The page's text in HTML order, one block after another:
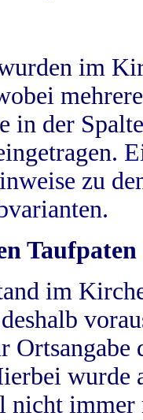
im
in der
zu
Taufpaten
im
wurde
nicht